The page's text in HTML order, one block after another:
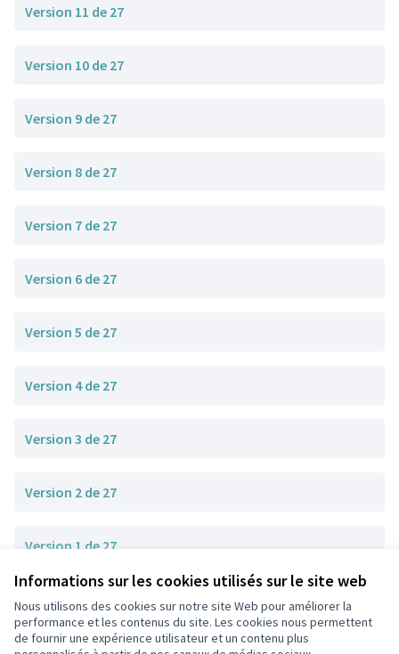
Informations sur les cookies utilisés sur le site web
Nous utilisons des cookies sur notre site Web pour améliorer la
performance et les contenus du site. Les cookies nous permettent
de fournir une expérience utilisateur et un contenu plus
Version 11 de 27
Version 10 de 27
Version 9 de 27
Version 8 de 27
Version 7 de 27
Version 6 de 27
Version 5 de 27
Version 4 de 27
Version 3 de 27
Version 2 de 27
Version 1 de 27
Conditions d'utilisation
Paramètres des cookies
participons.colombes.fr sur Facebook